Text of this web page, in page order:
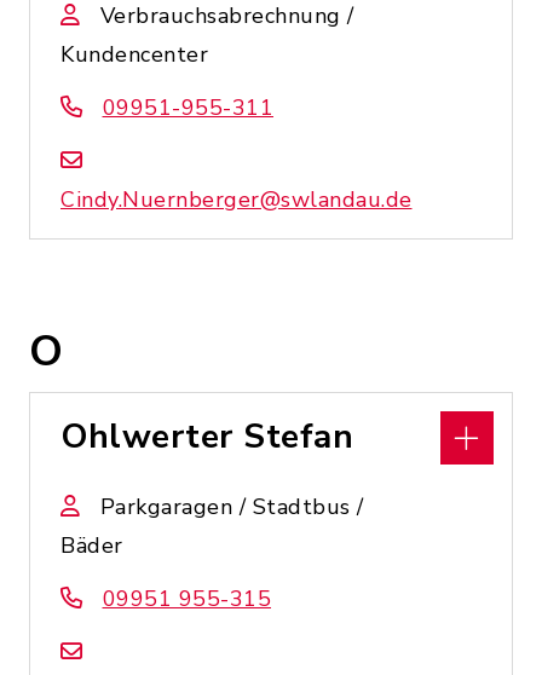
Verbrauchsabrechnung /
Kundencenter
09951-955-311
Cindy.Nuernberger@swlandau.de
O
Ohlwerter Stefan
Parkgaragen / Stadtbus /
Bäder
09951 955-315